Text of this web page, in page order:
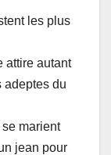
les plus
attire autant
adeptes du
marient
jean pour